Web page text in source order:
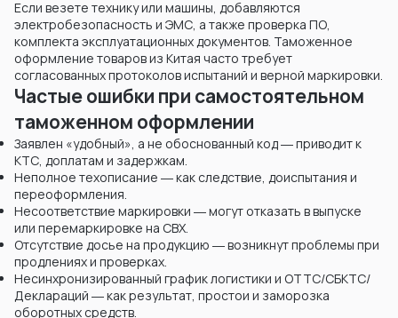
Если везете технику или машины, добавляются
электробезопасность и ЭМС, а также проверка ПО,
комплекта эксплуатационных документов. Таможенное
оформление товаров из Китая часто требует
согласованных протоколов испытаний и верной маркировки.
Частые ошибки при самостоятельном
таможенном оформлении
Заявлен «удобный», а не обоснованный код ― приводит к
KТС, доплатам и задержкам.
Неполное техописание ― как следствие, доиспытания и
переоформления.
Несоответствие маркировки ― могут отказать в выпуске
или перемаркировке на СВХ.
Отсутствие досье на продукцию ― возникнут проблемы при
продлениях и проверках.
Несинхронизированный график логистики и ОТТС/СБКТС/
Деклараций ― как результат, простои и заморозка
оборотных средств.